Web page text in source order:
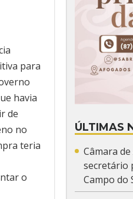
para
havia
de
no
teria
o
ÚLTIMAS
Câmara
secretário
Campo do